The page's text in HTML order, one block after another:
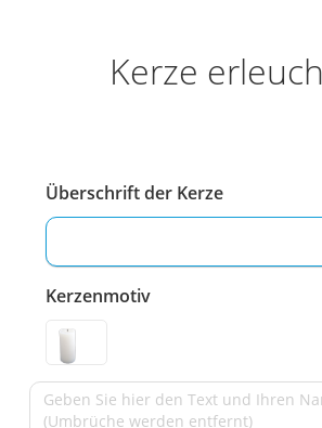
Kerze
Überschrift der Kerze
Kerzenmotiv